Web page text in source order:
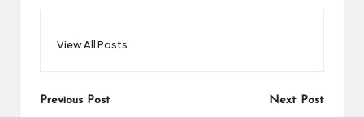
View All Posts
Post
Previous Post Next Post